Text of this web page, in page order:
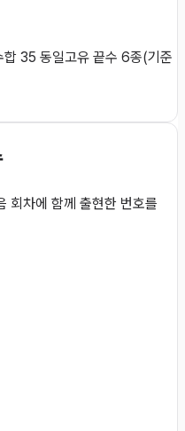
합 35 동일고유 끝수 6종(기준
회차에 함께 출현한 번호를